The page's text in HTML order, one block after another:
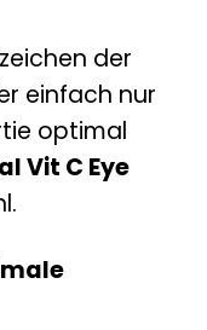
der
einfach nur
optimal
Vit C Eye